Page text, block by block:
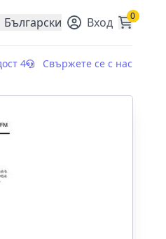
Български
currency Вход 0
4 Свържете се с нас